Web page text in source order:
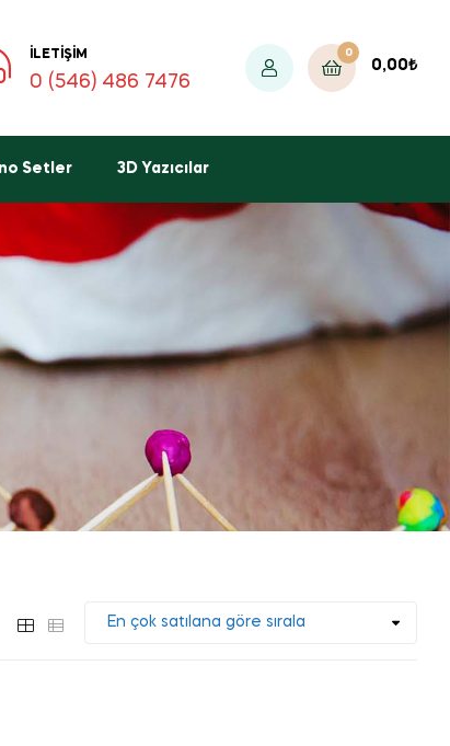
İLETIŞIM
0 (546) 486 7476
0
0,00₺
Setler 3D Yazıcılar